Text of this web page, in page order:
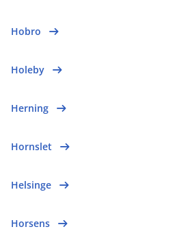
Hobro
Holeby
Herning
Hornslet
Helsinge
Horsens